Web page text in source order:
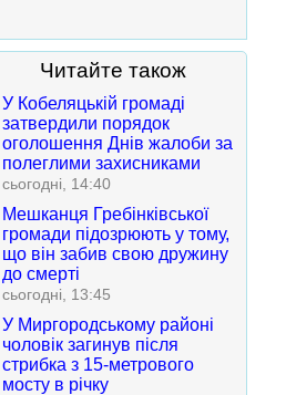
Читайте також
У Кобеляцькій громаді
затвердили порядок
оголошення Днів жалоби за
полеглими захисниками
сьогодні, 14:40
Мешканця Гребінківської
громади підозрюють у тому,
що він забив свою дружину
до смерті
сьогодні, 13:45
У Миргородському районі
чоловік загинув після
стрибка з 15-метрового
мосту в річку